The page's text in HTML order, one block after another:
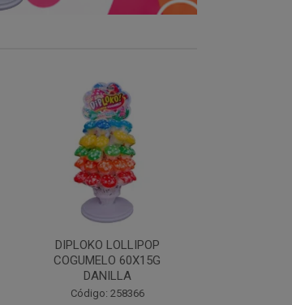
DIPLOKO LOLLIPOP MONST
60X15G DANILLA
Código: 258369